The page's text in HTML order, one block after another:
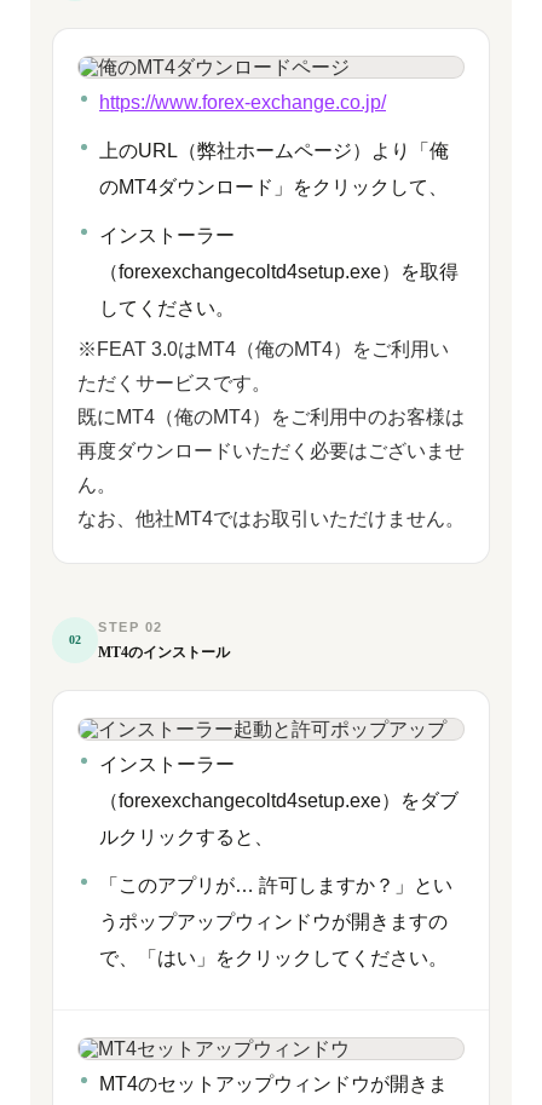
https://www.forex-exchange.co.jp/
上のURL（弊社ホームページ）より「俺
のMT4ダウンロード」をクリックして、
インストーラー
（forexexchangecoltd4setup.exe）を取得
してください。
※FEAT 3.0はMT4（俺のMT4）をご利用い
ただくサービスです。
既にMT4（俺のMT4）をご利用中のお客様は
再度ダウンロードいただく必要はございませ
ん。
なお、他社MT4ではお取引いただけません。
02
STEP 02
MT4のインストール
インストーラー
（forexexchangecoltd4setup.exe）をダブ
ルクリックすると、
「このアプリが… 許可しますか？」とい
うポップアップウィンドウが開きますの
で、「はい」をクリックしてください。
MT4のセットアップウィンドウが開きま